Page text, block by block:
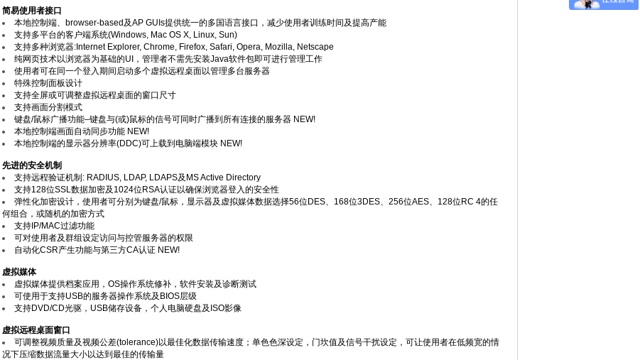
简易使用者接口
本地控制端、browser-based及AP GUIs提供统一的多国语言接口，减少使用者训练时间及提高产能
支持多平台的客户端系统(Windows, Mac OS X, Linux, Sun)
支持多种浏览器:Internet Explorer, Chrome, Firefox, Safari, Opera, Mozilla, Netscape
纯网页技术以浏览器为基础的UI，管理者不需先安装Java软件包即可进行管理工作
使用者可在同一个登入期间启动多个虚拟远程桌面以管理多台服务器
特殊控制面板设计
支持全屏或可调整虚拟远程桌面的窗口尺寸
支持画面分割模式
键盘/鼠标广播功能–键盘与(或)鼠标的信号可同时广播到所有连接的服务器 NEW!
本地控制端画面自动同步功能 NEW!
本地控制端的显示器分辨率(DDC)可上载到电脑端模块 NEW!
先进的安全机制
支持远程验证机制: RADIUS, LDAP, LDAPS及MS Active Directory
支持128位SSL数据加密及1024位RSA认证以确保浏览器登入的安全性
弹性化加密设计，使用者可分别为键盘/鼠标，显示器及虚拟媒体数据选择56位DES、168位3DES、256位AES、128位RC 4的任
何组合，或随机的加密方式
支持IP/MAC过滤功能
可对使用者及群组设定访问与控管服务器的权限
自动化CSR产生功能与第三方CA认证 NEW!
虚拟媒体
虚拟媒体提供档案应用，OS操作系统修补，软件安装及诊断测试
可使用于支持USB的服务器操作系统及BIOS层级
支持DVD/CD光驱，USB储存设备，个人电脑硬盘及ISO影像
虚拟远程桌面窗口
可调整视频质量及视频公差(tolerance)以最佳化数据传输速度；单色色深设定，门坎值及信号干扰设定，可让使用者在低频宽的情
况下压缩数据流量大小以达到最佳的传输量